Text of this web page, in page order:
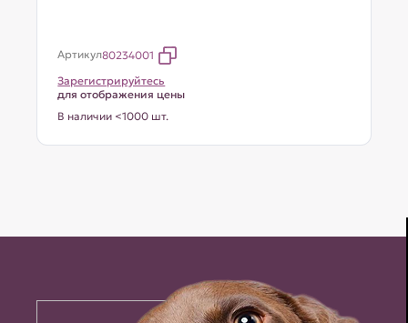
Артикул80234001
Зарегистрируйтесь
для отображения цены
В наличии <1000 шт.